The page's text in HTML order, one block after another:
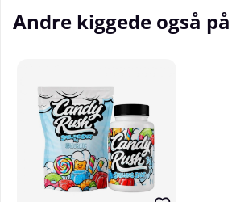
Andre kiggede også på